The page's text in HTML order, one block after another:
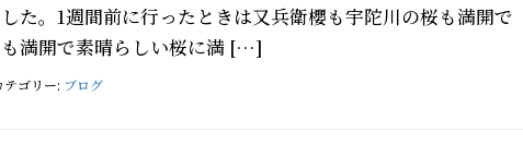
た。1週間前に行ったときは又兵衛櫻も宇陀川の桜も満開で
満開で素晴らしい桜に満 […]
テゴリー: ブログ